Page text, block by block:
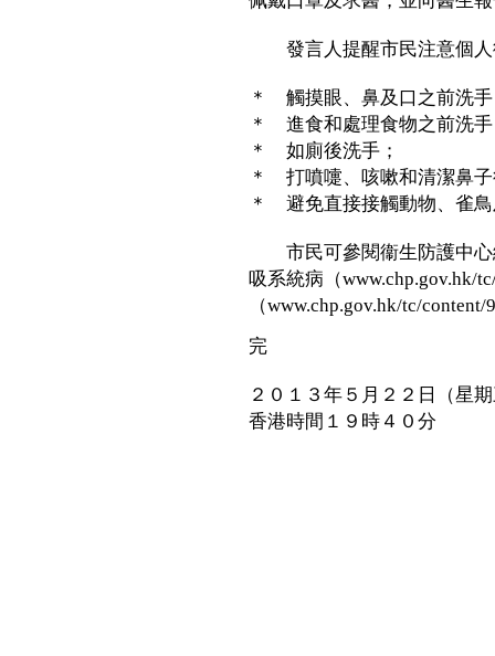
發言人提醒市民注意個人
＊ 觸摸眼、鼻及口之前洗
＊ 進食和處理食物之前洗
＊ 如廁後洗手；
＊ 打噴嚏、咳嗽和清潔鼻
＊ 避免直接接觸動物、雀
市民可參閱衞生防護中心
吸系統病（www.chp.gov.hk/
（www.chp.gov.hk/tc/
完
２０１３年５月２２日（星
香港時間１９時４０分